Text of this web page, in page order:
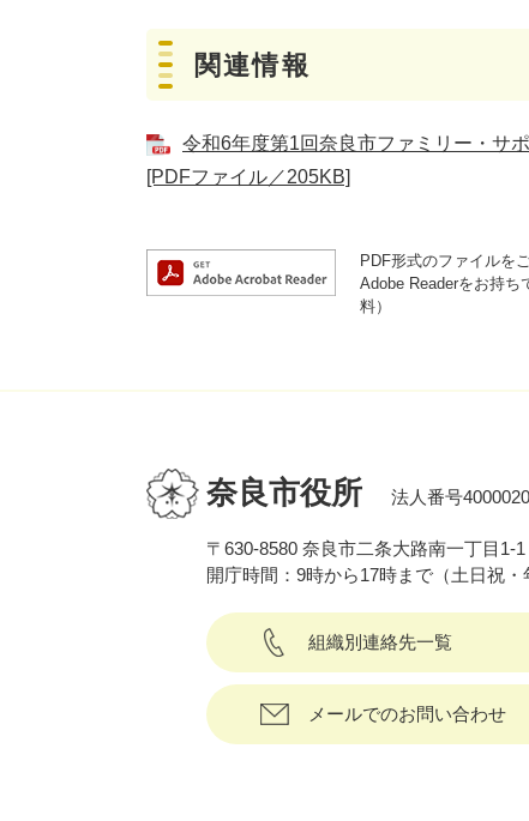
関連情報
令和6年度第1回奈良市ファミリー・サ
[PDFファイル／205KB]
PDF形式のファイルを
Adobe Readerをお持ち
料）
奈良市役所 法人番号
〒630-8580 奈良市二条大路南一丁目1-1
開庁時間：9時から17時まで（土日祝・
組織別連絡先一覧
メールでのお問い合わせ